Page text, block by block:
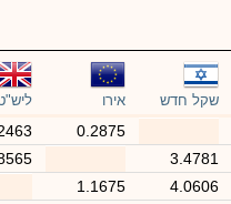
שקל חדש אירו
0.2875
3.4781
4.0606
1.1675